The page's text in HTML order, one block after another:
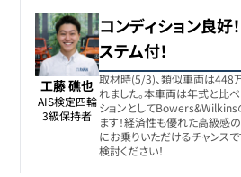
工藤 礁也
AIS検定四輪
3級保持者
コンディション良好
ステム付！
取材時(5/3)、類似車両は448
れました。本車両は年式と比
ションとしてBowers&Wilkins
ます！経済性も優れた高級感
にお乗りいただけるチャンス
検討ください！